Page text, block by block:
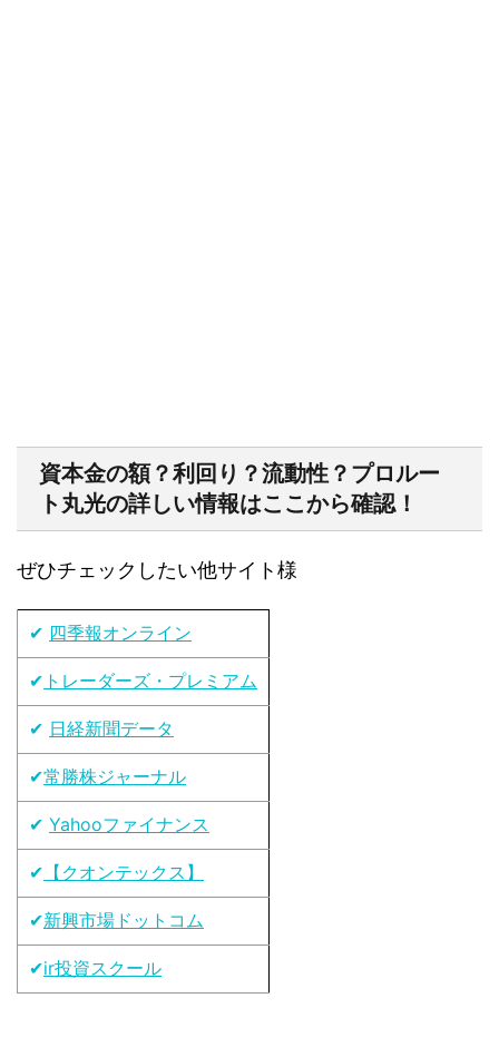
資本金の額？利回り？流動性？プロルー
ト丸光の詳しい情報はここから確認！
ぜひチェックしたい他サイト様
✔ 四季報オンライン
✔ トレーダーズ・プレミアム
✔ 日経新聞データ
✔常勝株ジャーナル
✔ Yahooファイナンス
✔ 【クオンテックス】
✔新興市場ドットコム
✔ir投資スクール